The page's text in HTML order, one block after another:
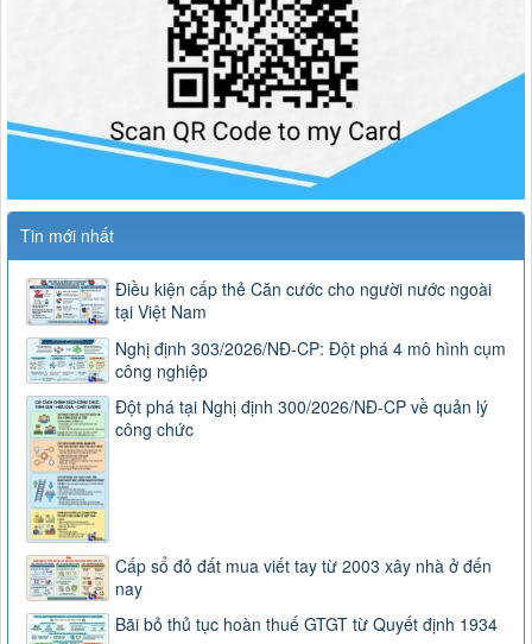
Tin mới nhất
Điều kiện cấp thẻ Căn cước cho người nước ngoài
tại Việt Nam
Nghị định 303/2026/NĐ-CP: Đột phá 4 mô hình cụm
công nghiệp
Đột phá tại Nghị định 300/2026/NĐ-CP về quản lý
công chức
Cấp sổ đỏ đất mua viết tay từ 2003 xây nhà ở đến
nay
Bãi bỏ thủ tục hoàn thuế GTGT từ Quyết định 1934